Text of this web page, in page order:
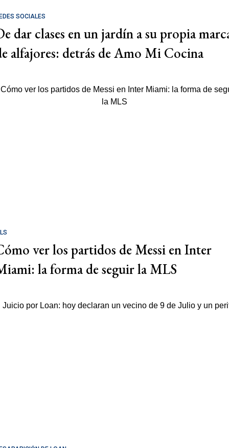
SOCIALES
dar clases en un jardín a su propia
alfajores: detrás de Amo Mi Cocina
ver los partidos de Messi en Inter
la forma de seguir la MLS